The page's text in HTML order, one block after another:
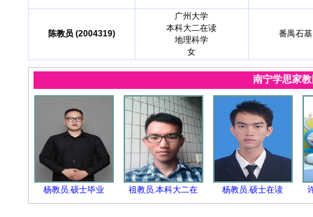
陈教员 (2004319)
广州大学
本科大二在读
地理科学
女
番禺石基
南宁学思家
杨教员.硕士毕业 祖教员.本科大二在 杨教员.硕士在读